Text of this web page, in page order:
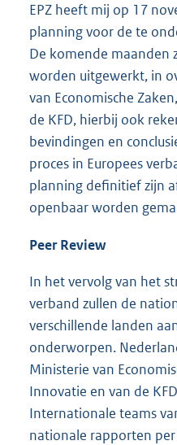
EPZ heeft mij op 17
planning voor de te
De komende maanden
worden uitgewerkt, in
van Economische
de KFD, hierbij ook
bevindingen en
proces in Europees
planning definitief zijn
openbaar worden
Peer Review
In het vervolg van het
verband zullen de
verschillende landen
onderworpen.
Ministerie van
Innovatie en van de
Internationale teams
nationale rapporten